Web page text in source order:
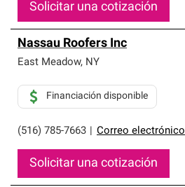
Solicitar una cotización
Nassau Roofers Inc
East Meadow, NY
(516) 785-7663 Correo electrónico
Financiación disponible
Solicitar una cotización